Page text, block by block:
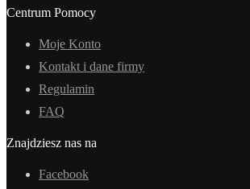
Centrum Pomocy
Moje Konto
Kontakt i dane firmy
Regulamin
FAQ
Znajdziesz nas na
Facebook